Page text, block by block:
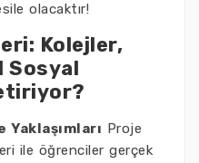
olacaktır!
Kolejler,
Sosyal
Yaklaşımları Proje
ile öğrenciler gerçek